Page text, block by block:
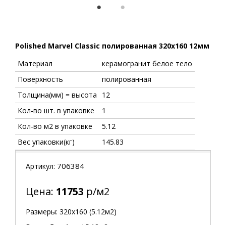
Polished Marvel Classic полированная 320x160 12мм
Материал
керамогранит белое тело
Поверхность
полированная
Толщина(мм) = высота
12
Кол-во шт. в упаковке
1
Кол-во м2 в упаковке
5.12
Вес упаковки(кг)
145.83
Артикул: 706384
Цена: 11753 р/м2
Размеры: 320х160 (5.12м2)